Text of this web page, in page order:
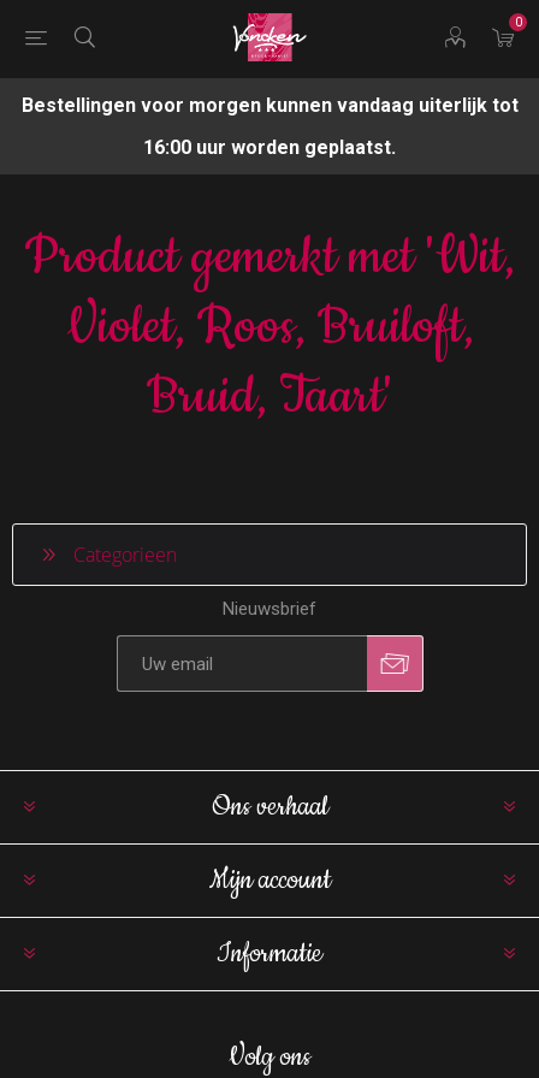
0
Bestellingen voor morgen kunnen vandaag uiterlijk tot
16:00 uur worden geplaatst.
Product gemerkt met 'Wit,
Violet, Roos, Bruiloft,
Bruid, Taart'
Categorieen
Nieuwsbrief
Ons verhaal
Mijn account
Informatie
Volg ons